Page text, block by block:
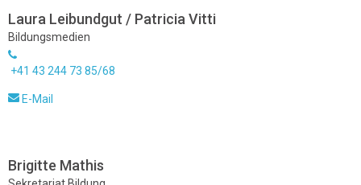
Laura Leibundgut / Patricia Vitti
Bildungsmedien
+41 43 244 73 85/68
E-Mail
Brigitte Mathis